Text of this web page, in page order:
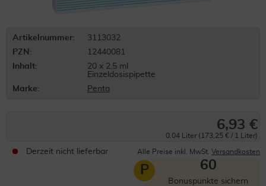
Artikelnummer:
3113032
PZN:
12440081
Inhalt:
20 x 2.5 ml
Einzeldosispipette
Marke:
Penta
6,93 €
0.04 Liter (173,25 € / 1 Liter)
Derzeit nicht lieferbar Alle Preise inkl. MwSt. Versandkosten
P 60
Bonuspunkte sichern